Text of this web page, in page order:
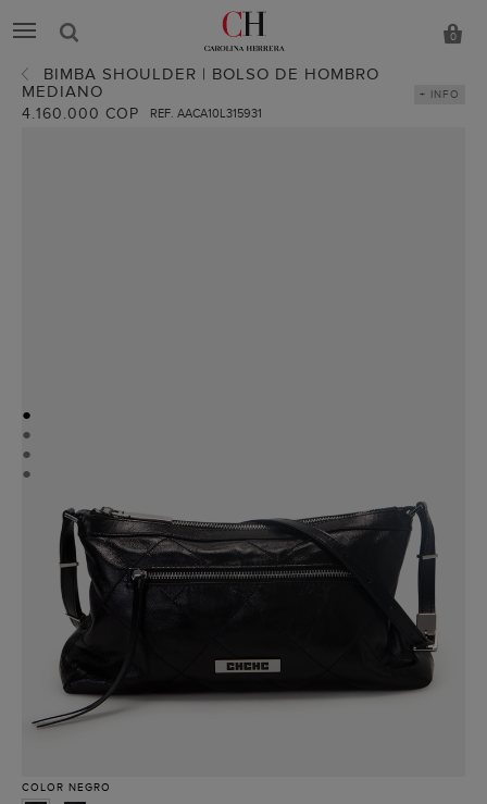
0
BIMBA SHOULDER | BOLSO DE HOMBRO
MEDIANO
4.160.000 COP REF. AACA10L315931
+ INFO
●
●
●
●
COLOR NEGRO